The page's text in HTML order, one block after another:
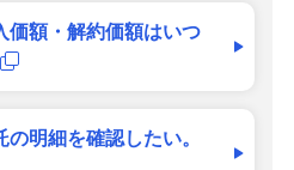
価額・解約価額はいつ
明細を確認したい。